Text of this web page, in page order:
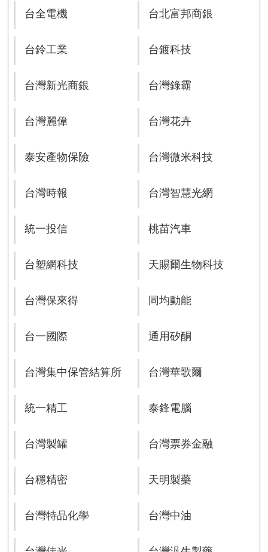
台全電機 台北富邦商銀
台鈴工業 台鍍科技
台灣新光商銀 台灣錄霸
台灣麗偉 台灣花卉
泰安產物保險 台灣微米科技
台灣時報 台灣智慧光網
統一投信 桃苗汽車
台塑網科技 天賜爾生物科技
台灣保來得 同均動能
台一國際 通用矽酮
台灣集中保管結算所 台灣華歌爾
統一精工 泰鋒電腦
台灣製罐 台灣票券金融
台穩精密 天明製藥
台灣特品化學 台灣中油